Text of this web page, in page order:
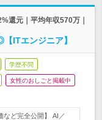
還元｜平均年収570万｜
ITエンジニア】
学歴不問
女性のおしごと掲載中
など完全公開】 AI／